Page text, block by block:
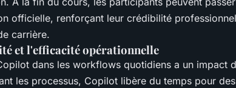
officielle, renforçant leur crédibilité
carrière.
et l'efficacité opérationnelle
dans les workflows quotidiens a un impact
les processus, Copilot libère du temps pour